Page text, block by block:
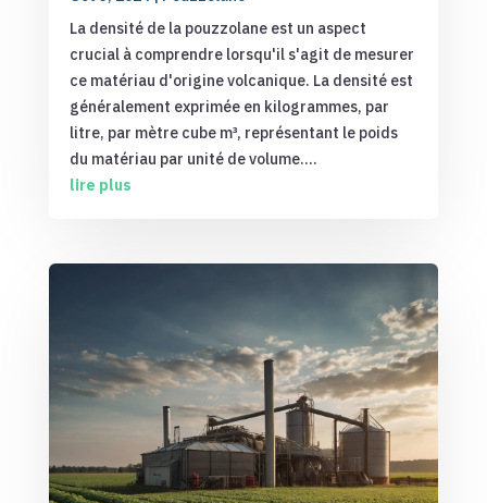
La densité de la pouzzolane est un aspect
crucial à comprendre lorsqu'il s'agit de mesurer
ce matériau d'origine volcanique. La densité est
généralement exprimée en kilogrammes, par
litre, par mètre cube m³, représentant le poids
du matériau par unité de volume....
lire plus